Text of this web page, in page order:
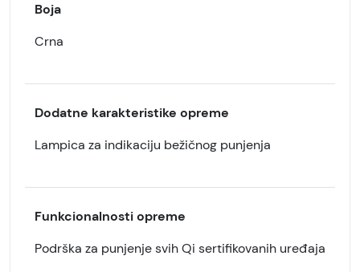
Boja
Crna
Dodatne karakteristike opreme
Lampica za indikaciju bežičnog punjenja
Funkcionalnosti opreme
Podrška za punjenje svih Qi sertifikovanih uređaja